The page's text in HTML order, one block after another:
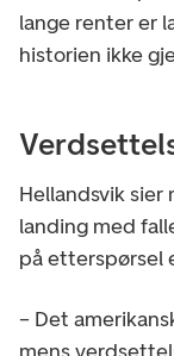
lange renter er
historien ikke
Hellandsvik
landing med
på etterspørsel
– Det